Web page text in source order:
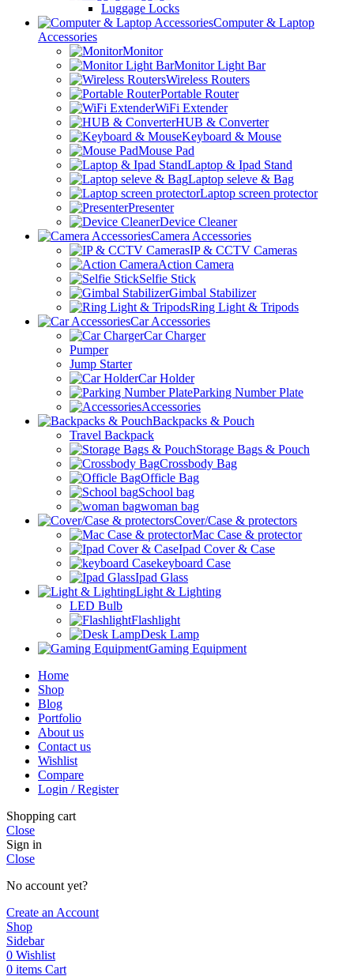
Luggage Locks
Computer & Laptop
Accessories
Monitor
Monitor Light Bar
Wireless Routers
Portable Router
WiFi Extender
HUB & Converter
Keyboard & Mouse
Mouse Pad
Laptop & Ipad Stand
Laptop seleve & Bag
Laptop screen protector
Presenter
Device Cleaner
Camera Accessories
IP & CCTV Cameras
Action Camera
Selfie Stick
Gimbal Stabilizer
Ring Light & Tripods
Car Accessories
Car Charger
Pumper
Jump Starter
Car Holder
Parking Number Plate
Accessories
Backpacks & Pouch
Travel Backpack
Storage Bags & Pouch
Crossbody Bag
Officle Bag
School bag
woman bag
Cover/Case & protectors
Mac Case & protector
Ipad Cover & Case
keyboard Case
Ipad Glass
Light & Lighting
LED Bulb
Flashlight
Desk Lamp
Gaming Equipment
Home
Shop
Blog
Portfolio
About us
Contact us
Wishlist
Compare
Login / Register
Shopping cart
Close
Sign in
Close
No account yet?
Create an Account
Shop
Sidebar
0 Wishlist
0 items Cart